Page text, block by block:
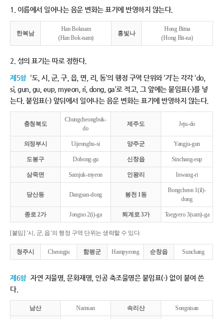
1. 이름에서 일어나는 음운 변화는 표기에 반영하지 않는다.
한복남
Han Boknam
(Han Bok-nam)
홍빛나
Hong Bitna
(Hong Bit-na)
2. 성의 표기는 따로 정한다.
제5항 ‘도, 시, 군, 구, 읍, 면, 리, 동’의 행정 구역 단위와 ‘가’는 각각 ‘do,
si, gun, gu, eup, myeon, ri, dong, ga’로 적고, 그 앞에는 붙임표(-)를 넣
는다. 붙임표(-) 앞뒤에서 일어나는 음운 변화는 표기에 반영하지 않는다.
충청북도
Chungcheongbuk-
do
제주도 Jeju-do
의정부시 Uijeongbu-si 양주군 Yangju-gun
도봉구 Dobong-gu 신창읍 Sinchang-eup
삼죽면 Samjuk-myeon 인왕리 Inwang-ri
당산동 Dangsan-dong 봉천 1동
Bongcheon 1(il)-
dong
종로 2가 Jongno 2(i)-ga 퇴계로 3가 Toegyero 3(sam)-ga
[붙임] ‘시, 군, 읍’의 행정 구역 단위는 생략할 수 있다.
청주시 Cheongju 함평군 Hampyeong 순창읍 Sunchang
제6항 자연 지물명, 문화재명, 인공 축조물명은 붙임표(-) 없이 붙여 쓴
다.
남산 Namsan 속리산 Songnisan